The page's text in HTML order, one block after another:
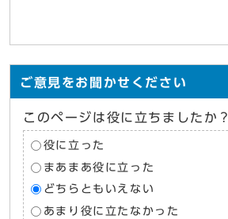
ご意見をお聞かせください
このページは役に立ちましたか？
役に立った
まあまあ役に立った
どちらともいえない
あまり役に立たなかった